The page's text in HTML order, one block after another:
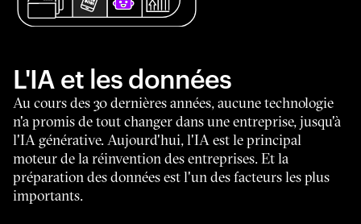
L'IA et les données
Au cours des 30 dernières années, aucune technologie
n'a promis de tout changer dans une entreprise, jusqu'à
l'IA générative. Aujourd'hui, l'IA est le principal
moteur de la réinvention des entreprises. Et la
préparation des données est l'un des facteurs les plus
importants.